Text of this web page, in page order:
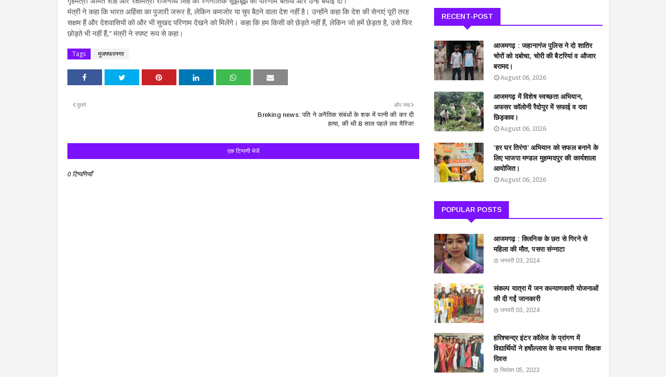
मंत्री ने कहा कि भारत अहिंसा का पुजारी जरूर है, लेकिन कमजोर या चुप बैठने वाला देश नहीं है। उन्होंने कहा कि देश की सेनाएं पूरी तरह
सक्षम हैं और देशवासियों को और भी सुखद परिणाम देखने को मिलेंगे। कहा कि हम किसी को छेड़ते नहीं हैं, लेकिन जो हमें छेड़ता है, उसे फिर
छोड़ते भी नहीं हैं,” मंत्री ने स्पष्ट रूप से कहा।
Tags मुजफ्फरनगर
और नया
Breking news: पति ने अनैतिक संबंधों के शक में पत्नी की कर दी
हत्या, की थी 8 साल पहले लव मैरिज!
पुराने
एक टिप्पणी भेजें
0 टिप्पणियाँ
RECENT-POST
आजमगढ़ : जहानागंज पुलिस ने दो शातिर
चोरों को दबोचा, चोरी की बैटरियां व औजार
बरामद।
August 06, 2026
आजमगढ़ में विशेष स्वच्छता अभियान,
अफसर कॉलोनी रैदोपुर में सफाई व दवा
छिड़काव।
August 06, 2026
‘हर घर तिरंगा’ अभियान को सफल बनाने के
लिए भाजपा मण्डल मुहम्मदपुर की कार्यशाला
आयोजित।
August 06, 2026
POPULAR POSTS
आजमगढ़ : क्लिनिक के छत से गिरने से
महिला की मौत, पसरा संन्नाटा
जनवरी 03, 2024
संकल्प यात्रा में जन कल्याणकारी योजनाओं
की दी गईं जानकारी
जनवरी 03, 2024
हरिश्चन्द्र इंटर कॉलेज के प्रांगण में
विद्यार्थियों ने हर्षोल्लास के साथ मनाया शिक्षक
दिवस
सितंबर 05, 2023